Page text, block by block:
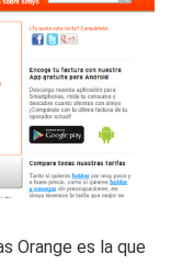
Orange es la que